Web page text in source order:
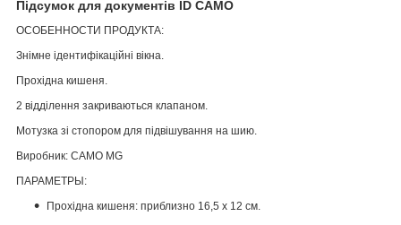
Підсумок для документів ID CAMO
ОСОБЕННОСТИ ПРОДУКТА:
Знімне ідентифікаційні вікна.
Прохідна кишеня.
2 відділення закриваються клапаном.
Мотузка зі стопором для підвішування на шию.
Виробник: CAMO MG
ПАРАМЕТРЫ:
Прохідна кишеня: приблизно 16,5 х 12 см.